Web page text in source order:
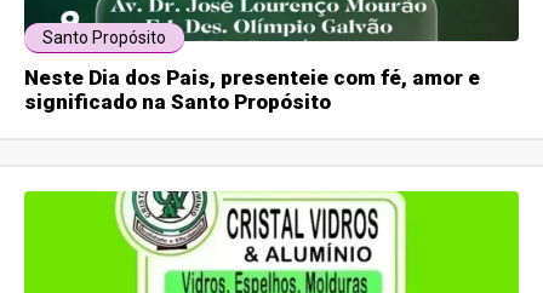
Santo Propósito
Neste Dia dos Pais, presenteie com fé, amor e
significado na Santo Propósito